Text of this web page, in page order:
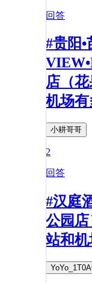
回答
#贵阳•
店（
机场
小耕哥哥
2
回答
#汉庭
公园
站和